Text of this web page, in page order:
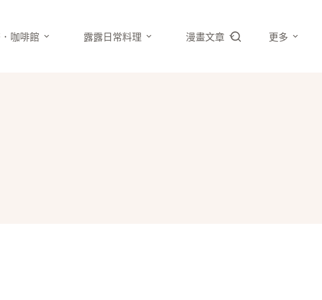
咖啡館 露露日常料理 漫畫文章 更多